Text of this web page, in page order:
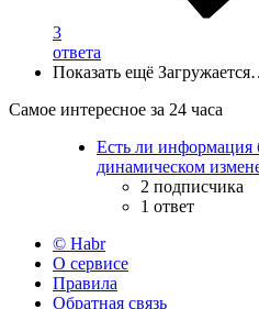
3
ответа
Показать ещё
Самое интересное за 24 часа
Есть ли информация
динамическом
2 подписчика
1 ответ
© Habr
О сервисе
Правила
Обратная связь